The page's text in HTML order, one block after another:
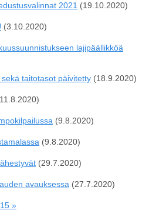
2021 (19.10.2020)
(3.10.2020)
lajipäällikköä
taitotasot päivitetty (18.9.2020)
(9.8.2020)
(9.8.2020)
(29.7.2020)
avauksessa (27.7.2020)
»